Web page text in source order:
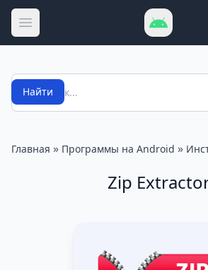
Открыть меню
Поиск
Найти
Главная » Программы на Android »
Zip